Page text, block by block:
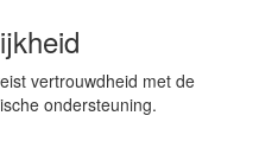
vertrouwdheid met de
ondersteuning.